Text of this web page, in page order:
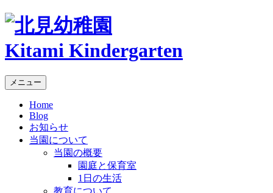
Kitami Kindergarten
メニュー
Home
Blog
お知らせ
当園について
当園の概要
園庭と保育室
1日の生活
教育について